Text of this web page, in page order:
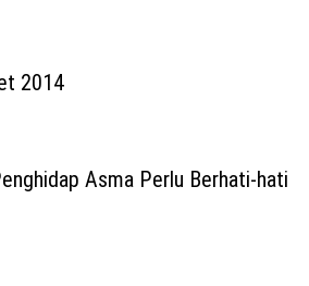
2014
Asma Perlu Berhati-hati